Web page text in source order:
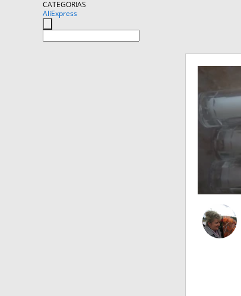
CATEGORIAS
AliExpress